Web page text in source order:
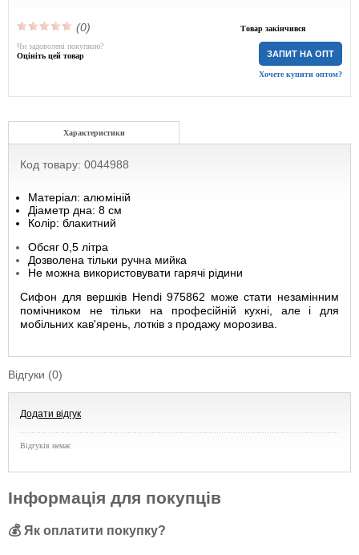
(0) Товар закінчився
ЗАПИТ НА ОПТ
Хочете купити оптом?
Чи задоволені покупкою?
Оцініть цей товар
Характеристики
Код товару: 0044988
Матеріал: алюміній
Діаметр дна: 8 см
Колір: блакитний
Обсяг 0,5 літра
Дозволена тільки ручна мийка
Не можна використовувати гарячі рідини
Сифон для вершків Hendi 975862 може стати незамінним
помічником не тільки на професійній кухні, але і для
мобільних кав'ярень, лотків з продажу морозива.
Відгуки (0)
Додати відгук
Відгуків немає
Інформація для покупців
💰 Як оплатити покупку?